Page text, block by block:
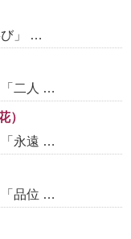
び」 …
「二人 …
）
「永遠 …
「品位 …